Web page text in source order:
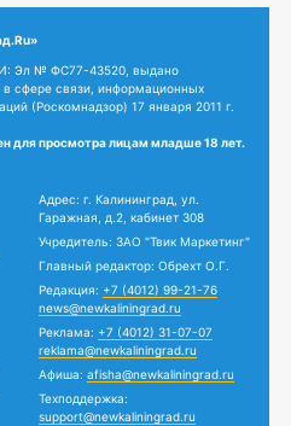
Эл № ФС77-43520, выдано
сфере связи, информационных
(Роскомнадзор) 17 января 2011 г.
для просмотра лицам младше 18 лет.
Адрес: г. Калининград, ул.
Гаражная, д.2, кабинет 308
Учредитель: ЗАО "Твик Маркетинг"
Главный редактор: Обрехт О.Г.
Редакция: +7 (4012) 99-21-76
news@newkaliningrad.ru
Реклама: +7 (4012) 31-07-07
reklama@newkaliningrad.ru
Афиша: afisha@newkaliningrad.ru
Техподдержка:
support@newkaliningrad.ru